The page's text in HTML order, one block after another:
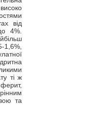
від
4%.
ті ж
та